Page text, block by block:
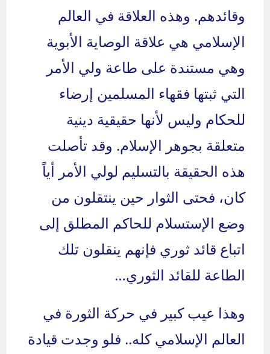
وقائدهم. وهذه العلاقة في العالم
الإسلامي هي علاقة الوصاية الأبوية
وهي مستندة على طاعة ولي الأمر
التي ثبتها فقهاء المسلمين إرضاء
للحكام وليس لأنها حقيقية دينية
متعلقة بجوهر الإسلام. وقد تأصلت
هذه الحقيقة بالتسليم لولي الأمر أياً
كان، فحتى الثوار حين ينتقلون من
وضع الإستسلام للحاكم المطلق إلى
اتباع قائد ثوري فإنهم ينقلون تلك
الطاعة للقائد الثوري…
وهذا عيب كبير في حركة الثورة في
العالم الإسلامي كله.. فلو وجدت قيادة